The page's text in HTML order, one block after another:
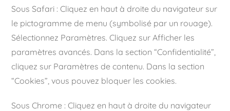
Sous Safari : Cliquez en haut à droite du navigateur sur
le pictogramme de menu (symbolisé par un rouage).
Sélectionnez Paramètres. Cliquez sur Afficher les
paramètres avancés. Dans la section “Confidentialité”,
cliquez sur Paramètres de contenu. Dans la section
“Cookies”, vous pouvez bloquer les cookies.
Sous Chrome : Cliquez en haut à droite du navigateur